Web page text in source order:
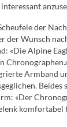
der
der Wunsch
«Die Alpine
Armband
Beides
«Der
komfortabel